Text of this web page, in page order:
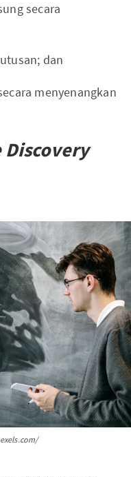
secara
dan
menyenangkan
Discovery